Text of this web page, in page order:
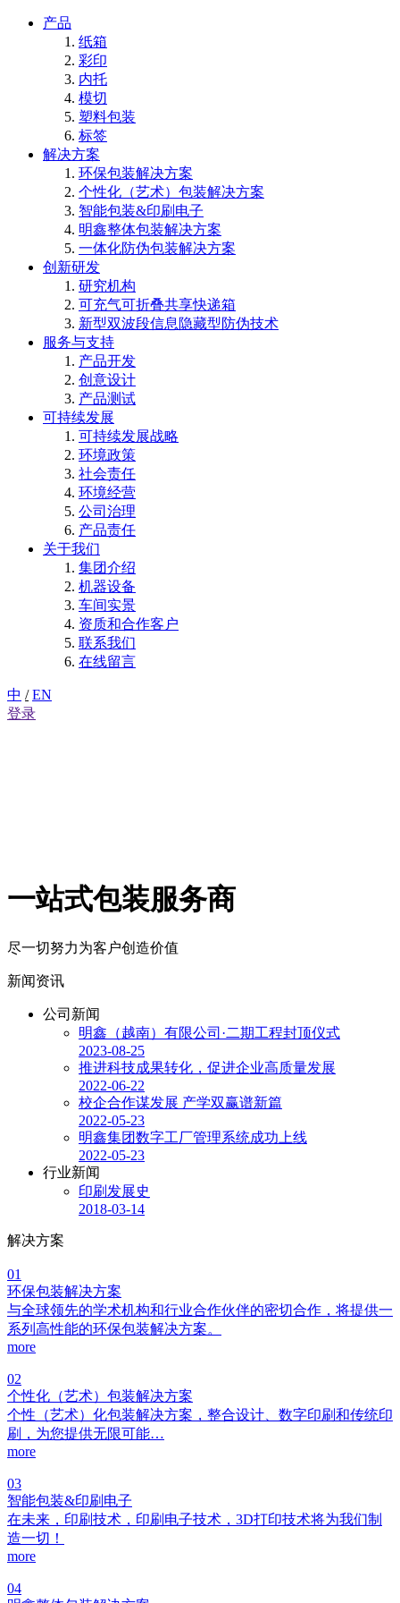
产品
纸箱
彩印
内托
模切
塑料包装
标签
解决方案
环保包装解决方案
个性化（艺术）包装解决方案
智能包装&印刷电子
明鑫整体包装解决方案
一体化防伪包装解决方案
创新研发
研究机构
可充气可折叠共享快递箱
新型双波段信息隐藏型防伪技术
服务与支持
产品开发
创意设计
产品测试
可持续发展
可持续发展战略
环境政策
社会责任
环境经营
公司治理
产品责任
关于我们
集团介绍
机器设备
车间实景
资质和合作客户
联系我们
在线留言
中 / EN
登录
一站式包装服务商
尽一切努力为客户创造价值
新闻资讯
公司新闻
明鑫（越南）有限公司·二期工程封顶仪式
2023-08-25
推进科技成果转化，促进企业高质量发展
2022-06-22
校企合作谋发展 产学双赢谱新篇
2022-05-23
明鑫集团数字工厂管理系统成功上线
2022-05-23
行业新闻
印刷发展史
2018-03-14
解决方案
01
环保包装解决方案
与全球领先的学术机构和行业合作伙伴的密切合作，将提供一
系列高性能的环保包装解决方案。
more
02
个性化（艺术）包装解决方案
个性（艺术）化包装解决方案，整合设计、数字印刷和传统印
刷，为您提供无限可能…
more
03
智能包装&印刷电子
在未来，印刷技术，印刷电子技术，3D打印技术将为我们制
造一切！
more
04